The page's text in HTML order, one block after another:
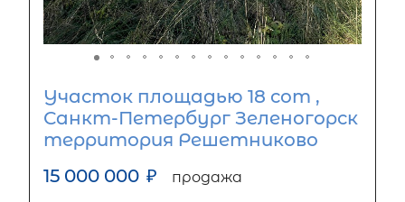
Участок площадью 18 сот ,
Санкт-Петербург Зеленогорск
территория Решетниково
15 000 000 ₽ продажа